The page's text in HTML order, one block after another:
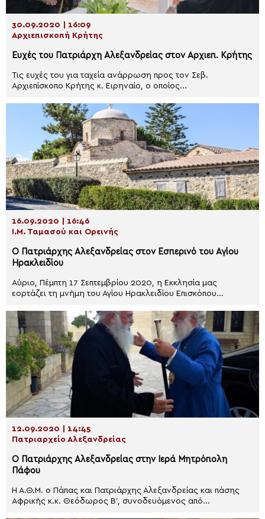
30.09.2020 | 16:09
Αρχιεπισκοπή Κρήτης
Ευχές του Πατριάρχη Αλεξανδρείας στον Αρχιεπ. Κρήτης
Τις ευχές του για ταχεία ανάρρωση προς τον Σεβ.
Αρχιεπίσκοπο Κρήτης κ. Ειρηναίο, ο οποίος...
16.09.2020 | 16:46
Ι.Μ. Ταμασού και Ορεινής
Ο Πατριάρχης Αλεξανδρείας στον Εσπερινό του Αγίου
Ηρακλειδίου
Αύριο, Πέμπτη 17 Σεπτεμβρίου 2020, η Εκκλησία μας
εορτάζει τη μνήμη του Αγίου Ηρακλειδίου Επισκόπου...
12.09.2020 | 14:45
Πατριαρχείο Αλεξανδρείας
Ο Πατριάρχης Αλεξανδρείας στην Ιερά Μητρόπολη
Πάφου
Η Α.Θ.Μ. ο Πάπας και Πατριάρχης Αλεξανδρείας και πάσης
Αφρικής κ.κ. Θεόδωρος Β’, συνοδευόμενος από...